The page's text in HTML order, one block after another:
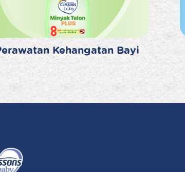
Kehangatan Bayi